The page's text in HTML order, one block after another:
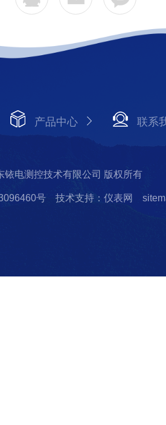
产品中心 联系
铱电测控技术有限公司 版权所有
号 技术支持：仪表网